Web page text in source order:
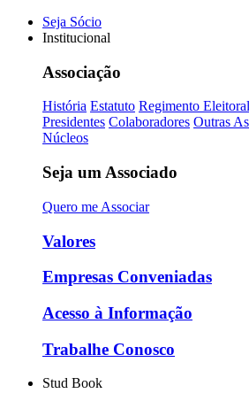
Seja Sócio
Institucional
Associação
História Estatuto Regimento Eleitoral
Presidentes Colaboradores Outras
Núcleos
Seja um Associado
Quero me Associar
Valores
Empresas Conveniadas
Acesso à Informação
Trabalhe Conosco
Stud Book